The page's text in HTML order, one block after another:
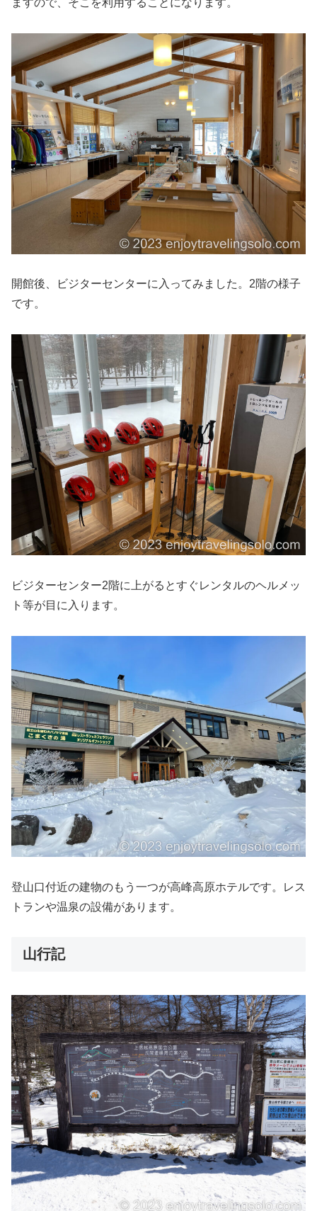
開館後、ビジターセンターに入ってみました。2階の様子
です。
ビジターセンター2階に上がるとすぐレンタルのヘルメッ
ト等が目に入ります。
登山口付近の建物のもう一つが高峰高原ホテルです。レス
トランや温泉の設備があります。
山行記